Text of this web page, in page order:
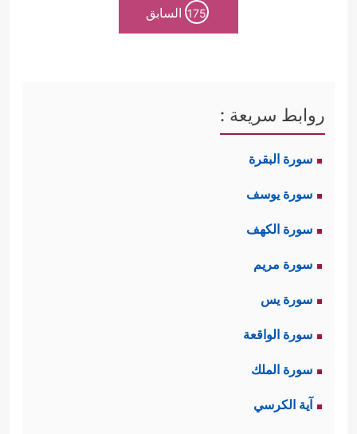
175 السابق
روابط سريعة :
سورة البقرة
سورة يوسف
سورة الكهف
سورة مريم
سورة يس
سورة الواقعة
سورة الملك
آية الكرسي